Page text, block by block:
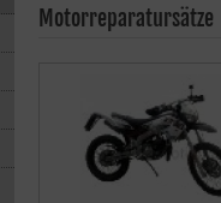
Motorreparatursätze